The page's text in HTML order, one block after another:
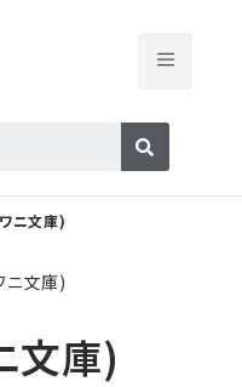
ニ文庫)
文庫)